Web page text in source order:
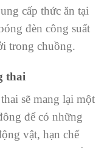
cấp thức ăn tại
đèn công suất
trong chuồng.
thai
sẽ mang lại một
để có những
vật, hạn chế